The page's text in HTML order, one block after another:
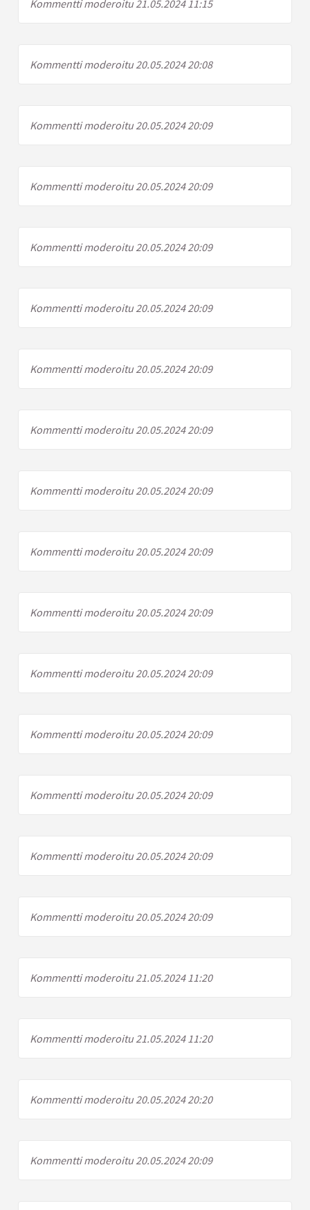
Kommentti moderoitu 21.05.2024 11:15
Kommentti moderoitu 20.05.2024 20:08
Kommentti moderoitu 20.05.2024 20:09
Kommentti moderoitu 20.05.2024 20:09
Kommentti moderoitu 20.05.2024 20:09
Kommentti moderoitu 20.05.2024 20:09
Kommentti moderoitu 20.05.2024 20:09
Kommentti moderoitu 20.05.2024 20:09
Kommentti moderoitu 20.05.2024 20:09
Kommentti moderoitu 20.05.2024 20:09
Kommentti moderoitu 20.05.2024 20:09
Kommentti moderoitu 20.05.2024 20:09
Kommentti moderoitu 20.05.2024 20:09
Kommentti moderoitu 20.05.2024 20:09
Kommentti moderoitu 20.05.2024 20:09
Kommentti moderoitu 20.05.2024 20:09
Kommentti moderoitu 21.05.2024 11:20
Kommentti moderoitu 21.05.2024 11:20
Kommentti moderoitu 20.05.2024 20:20
Kommentti moderoitu 20.05.2024 20:09